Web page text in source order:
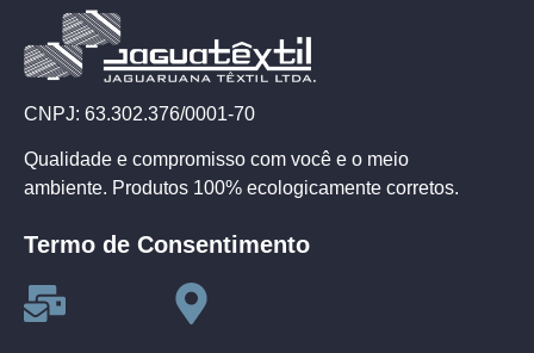
CNPJ: 63.302.376/0001-70
Qualidade e compromisso com você e o meio
ambiente. Produtos 100% ecologicamente corretos.
Termo de Consentimento